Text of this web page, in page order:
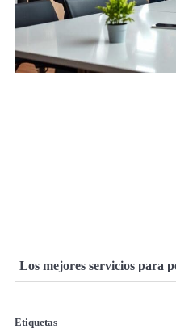
Los mejores servicios para
Etiquetas